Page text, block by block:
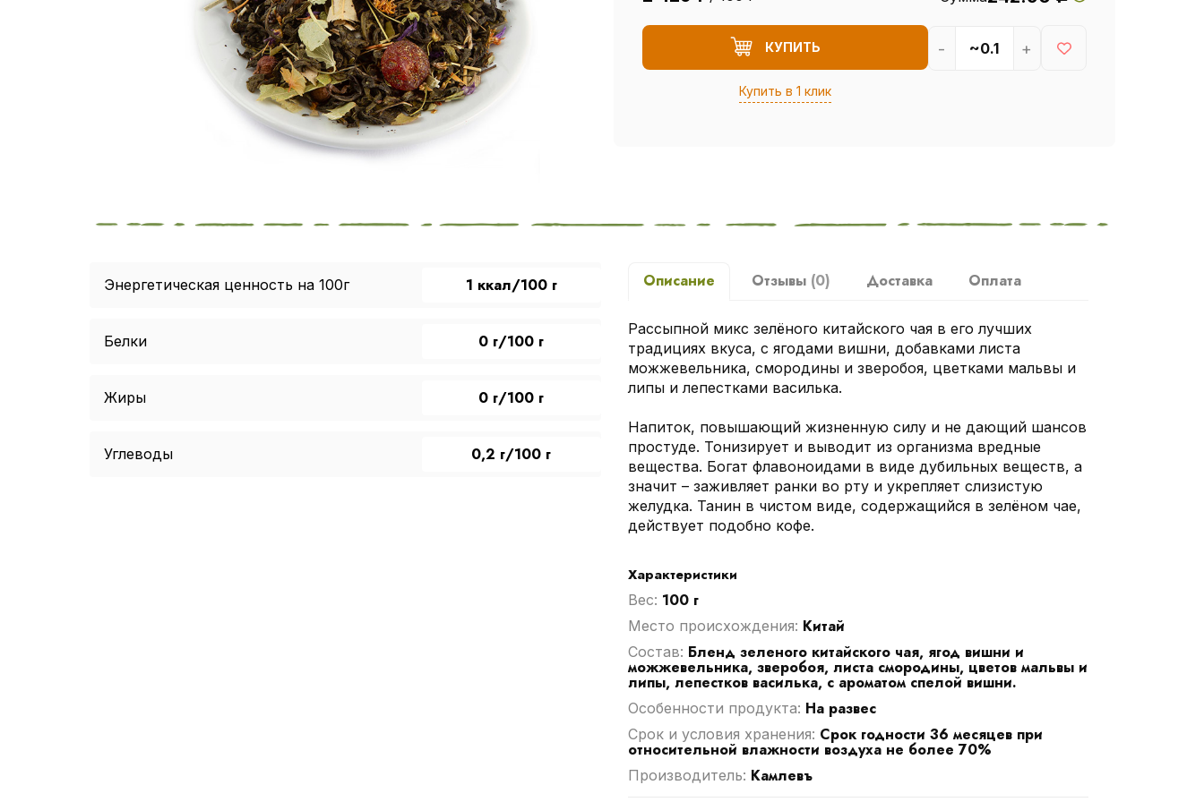
КУПИТЬ
Купить в 1 клик
- +
Энергетическая ценность на 100г 1 ккал/100 г
Белки 0 г/100 г
Жиры 0 г/100 г
Углеводы 0,2 г/100 г
Описание Отзывы (0) Доставка Оплата
Рассыпной микс зелёного китайского чая в его лучших
традициях вкуса, с ягодами вишни, добавками листа
можжевельника, смородины и зверобоя, цветками мальвы и
липы и лепестками василька.
Напиток, повышающий жизненную силу и не дающий шансов
простуде. Тонизирует и выводит из организма вредные
вещества. Богат флавоноидами в виде дубильных веществ, а
значит – заживляет ранки во рту и укрепляет слизистую
желудка. Танин в чистом виде, содержащийся в зелёном чае,
действует подобно кофе.
Характеристики
Вес: 100 г
Место происхождения: Китай
Cостав: Бленд зеленого китайского чая, ягод вишни и
можжевельника, зверобоя, листа смородины, цветов мальвы и
липы, лепестков василька, с ароматом спелой вишни.
Особенности продукта: На развес
Срок и условия хранения: Срок годности 36 месяцев при
относительной влажности воздуха не более 70%
Производитель: Камлевъ